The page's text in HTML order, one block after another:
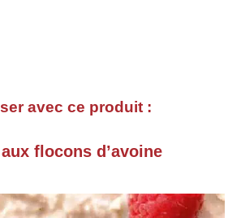
avec ce produit :
flocons d’avoine